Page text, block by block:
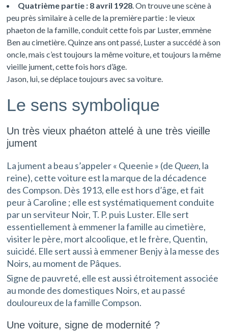
Quatrième partie : 8 avril 1928. On trouve une scène à
peu près similaire à celle de la première partie : le vieux
phaeton de la famille, conduit cette fois par Luster, emmène
Ben au cimetière. Quinze ans ont passé, Luster a succédé à son
oncle, mais c’est toujours la même voiture, et toujours la même
vieille jument, cette fois hors d’âge.
Jason, lui, se déplace toujours avec sa voiture.
Le sens symbolique
Un très vieux phaéton attelé à une très vieille
jument
La jument a beau s’appeler « Queenie » (de Queen, la
reine), cette voiture est la marque de la décadence
des Compson. Dès 1913, elle est hors d’âge, et fait
peur à Caroline ; elle est systématiquement conduite
par un serviteur Noir, T. P. puis Luster. Elle sert
essentiellement à emmener la famille au cimetière,
visiter le père, mort alcoolique, et le frère, Quentin,
suicidé. Elle sert aussi à emmener Benjy à la messe des
Noirs, au moment de Pâques.
Signe de pauvreté, elle est aussi étroitement associée
au monde des domestiques Noirs, et au passé
douloureux de la famille Compson.
Une voiture, signe de modernité ?